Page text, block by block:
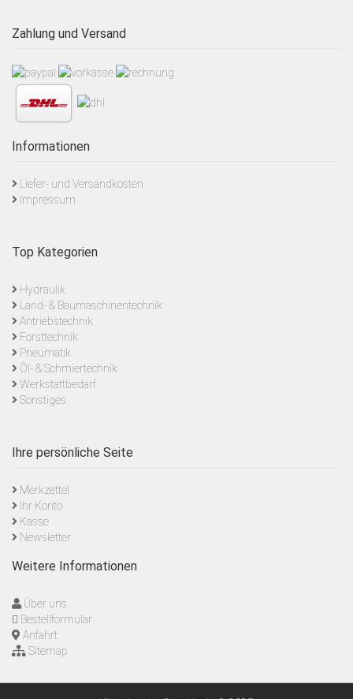
Zahlung und Versand
Informationen
Liefer- und Versandkosten
Impressum
Top Kategorien
Hydraulik
Land- & Baumaschinentechnik
Antriebstechnik
Forsttechnik
Pneumatik
Öl- & Schmiertechnik
Werkstattbedarf
Sonstiges
Ihre persönliche Seite
Merkzettel
Ihr Konto
Kasse
Newsletter
Weitere Informationen
Über uns
Bestellformular
Anfahrt
Sitemap